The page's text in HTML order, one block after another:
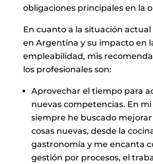
obligaciones principales en la
En cuanto a la situación actual
en Argentina y su impacto en
empleabilidad, mis
los profesionales son:
Aprovechar el tiempo para
nuevas competencias. En mi
siempre he buscado
cosas nuevas, desde la
gastronomía y me encanta
gestión por procesos, el